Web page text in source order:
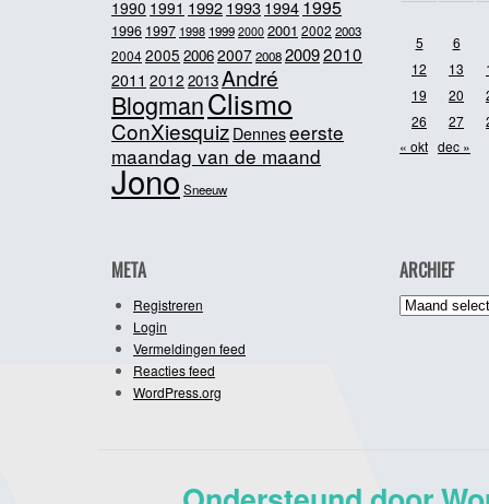
1990 1991 19921993 1994 1995
1996 1997 1998 1999 2000 2001 2002 2003
20042005 20062007200820092010
2011 2012 2013André
BlogmanClismo
ConXiesquiz Denneseerste
maandag van de maand
JonoSneeuw
5
6
12
13
19
20
26
27
« okt dec »
META
Registreren
Login
Vermeldingen feed
Reacties feed
WordPress.org
ARCHIEF
Archief